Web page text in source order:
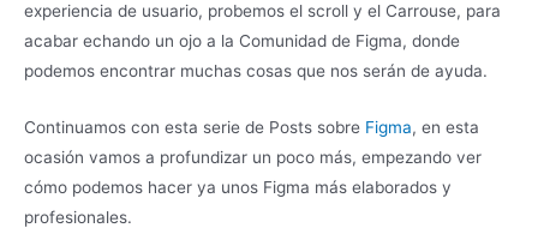
experiencia de usuario, probemos el scroll y el Carrouse, para
acabar echando un ojo a la Comunidad de Figma, donde
podemos encontrar muchas cosas que nos serán de ayuda.
Continuamos con esta serie de Posts sobre Figma, en esta
ocasión vamos a profundizar un poco más, empezando ver
cómo podemos hacer ya unos Figma más elaborados y
profesionales.